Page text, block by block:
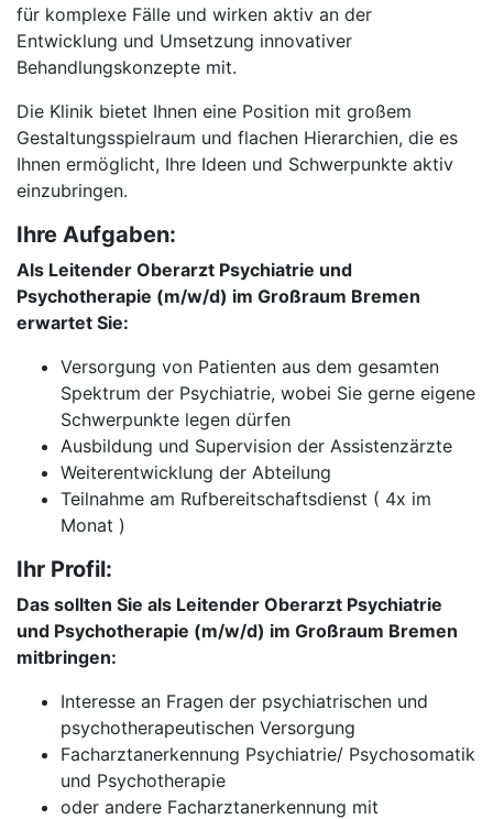
für komplexe Fälle und wirken aktiv an der
Entwicklung und Umsetzung innovativer
Behandlungskonzepte mit.
Die Klinik bietet Ihnen eine Position mit großem
Gestaltungsspielraum und flachen Hierarchien, die es
Ihnen ermöglicht, Ihre Ideen und Schwerpunkte aktiv
einzubringen.
Ihre Aufgaben:
Als Leitender Oberarzt Psychiatrie und
Psychotherapie (m/w/d) im Großraum Bremen
erwartet Sie:
Versorgung von Patienten aus dem gesamten
Spektrum der Psychiatrie, wobei Sie gerne eigene
Schwerpunkte legen dürfen
Ausbildung und Supervision der Assistenzärzte
Weiterentwicklung der Abteilung
Teilnahme am Rufbereitschaftsdienst ( 4x im
Monat )
Ihr Profil:
Das sollten Sie als Leitender Oberarzt Psychiatrie
und Psychotherapie (m/w/d) im Großraum Bremen
mitbringen:
Interesse an Fragen der psychiatrischen und
psychotherapeutischen Versorgung
Facharztanerkennung Psychiatrie/ Psychosomatik
und Psychotherapie
oder andere Facharztanerkennung mit